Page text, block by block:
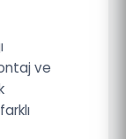
ve